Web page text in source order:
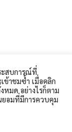
ะสบการณ์ที่
ข้าชมซ้ำ เมื่อคลิก
มด อย่างไรก็ตาม
อมที่มีการควบคุม